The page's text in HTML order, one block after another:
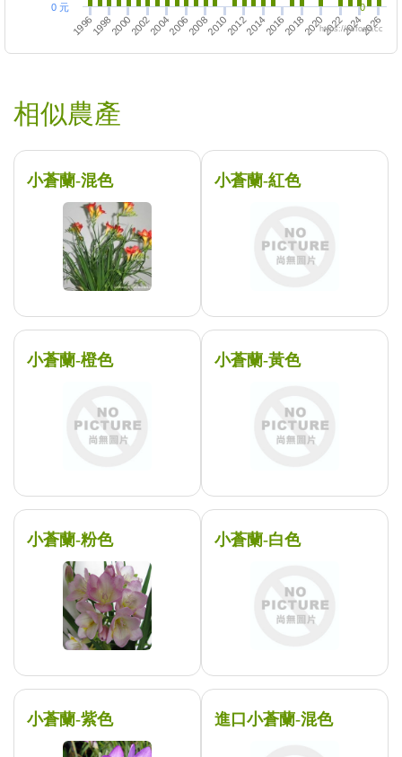
1996199820002002200420062008201020122014201620182020202220242026
0 元 0
https://twfood.cc
相似農產
小蒼蘭-混色 小蒼蘭-紅色
小蒼蘭-橙色 小蒼蘭-黃色
小蒼蘭-粉色 小蒼蘭-白色
小蒼蘭-紫色 進口小蒼蘭-混色